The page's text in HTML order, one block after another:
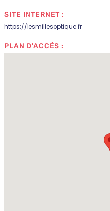
SITE INTERNET :
https://lesmillesoptique.fr
PLAN D'ACCÉS :